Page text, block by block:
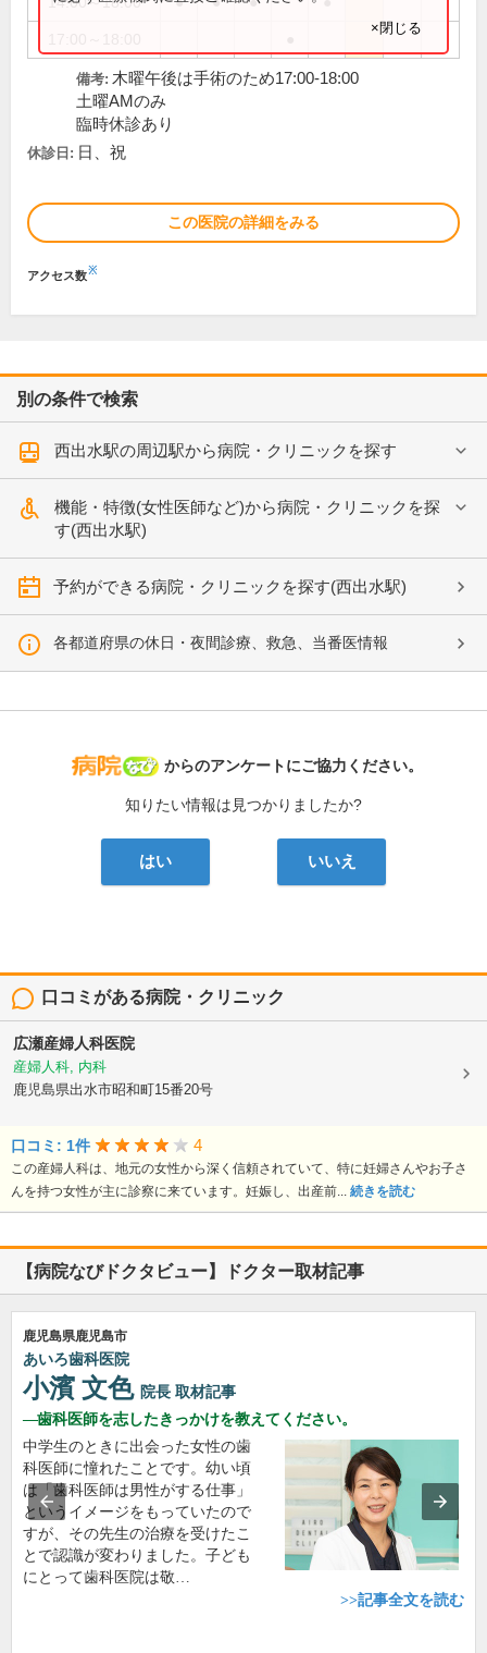
×閉じる
備考: 木曜午後は手術のため17:00-18:00
土曜AMのみ
臨時休診あり
休診日: 日、祝
この医院の詳細をみる
アクセス数※
別の条件で検索
西出水駅の周辺駅から病院・クリニックを探す
機能・特徴(女性医師など)から病院・クリニックを探
す(西出水駅)
予約ができる病院・クリニックを探す(西出水駅)
各都道府県の休日・夜間診療、救急、当番医情報
病院なび
からのアンケートにご協力ください。
知りたい情報は見つかりましたか?
はい いいえ
口コミがある病院・クリニック
広瀬産婦人科医院
産婦人科, 内科
鹿児島県出水市昭和町15番20号
口コミ: 1件 4
この産婦人科は、地元の女性から深く信頼されていて、特に妊婦さんやお子さ
んを持つ女性が主に診察に来ています。妊娠し、出産前... 続きを読む
【病院なびドクタビュー】ドクター取材記事
鹿児島県鹿児島市
あいろ歯科医院
小濱 文色 院長 取材記事
歯科医師を志したきっかけを教えてください。
中学生のときに出会った女性の歯
科医師に憧れたことです。幼い頃
は「歯科医師は男性がする仕事」
というイメージをもっていたので
すが、その先生の治療を受けたこ
とで認識が変わりました。子ども
にとって歯科医院は敬…
>>記事全文を読む